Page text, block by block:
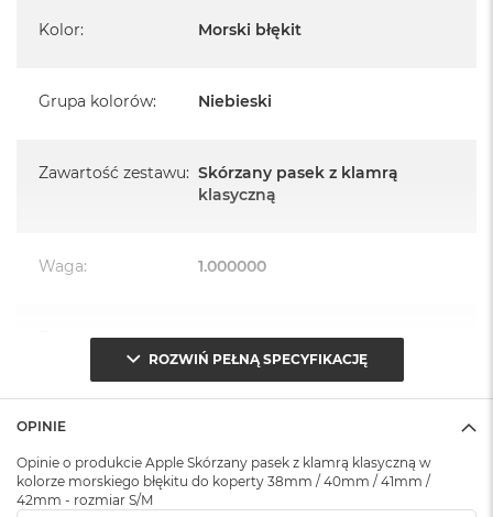
M
a
o
r
k
A
i
Kolor: Morski błękit
Grupa kolorów: Niebieski
Zawartość zestawu: Skórzany pasek z klamrą
klasyczną
Waga: 1.000000
Znak zgodności: CE
(pudełko)
ROZWIŃ PEŁNĄ SPECYFIKACJĘ
OPINIE
Opinie o produkcie Apple Skórzany pasek z klamrą klasyczną w
kolorze morskiego błękitu do koperty 38mm / 40mm / 41mm /
42mm - rozmiar S/M